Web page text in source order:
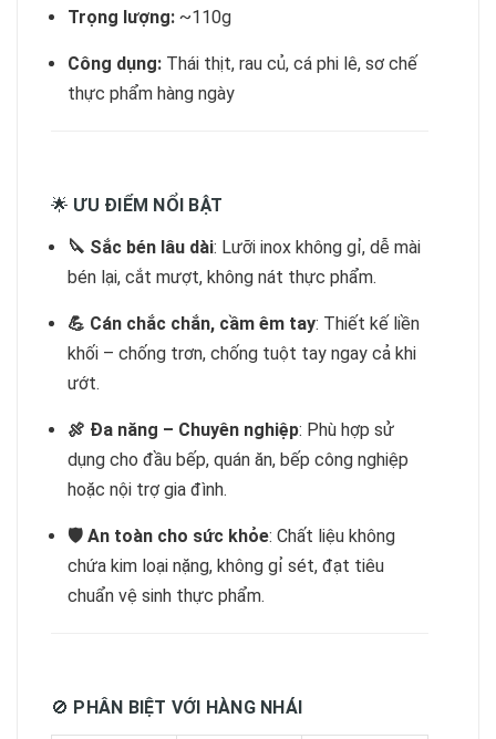
Trọng lượng: ~110g
Công dụng: Thái thịt, rau củ, cá phi lê, sơ chế
thực phẩm hàng ngày
🌟 ƯU ĐIỂM NỔI BẬT
🔪 Sắc bén lâu dài: Lưỡi inox không gỉ, dễ mài
bén lại, cắt mượt, không nát thực phẩm.
💪 Cán chắc chắn, cầm êm tay: Thiết kế liền
khối – chống trơn, chống tuột tay ngay cả khi
ướt.
🍖 Đa năng – Chuyên nghiệp: Phù hợp sử
dụng cho đầu bếp, quán ăn, bếp công nghiệp
hoặc nội trợ gia đình.
🛡️ An toàn cho sức khỏe: Chất liệu không
chứa kim loại nặng, không gỉ sét, đạt tiêu
chuẩn vệ sinh thực phẩm.
🚫 PHÂN BIỆT VỚI HÀNG NHÁI